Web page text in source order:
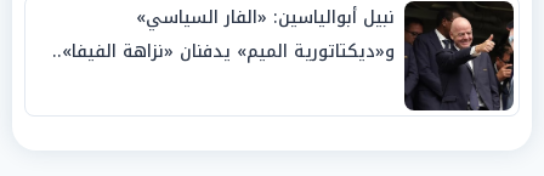
نبيل أبوالياسين: «الفار السياسي»
و«ديكتاتورية الميم» يدفنان «نزاهة الفيفا»..